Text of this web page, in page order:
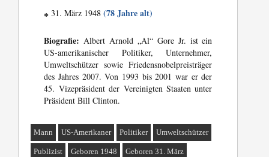
* 31. März 1948(78 Jahre alt)
Biografie: Albert Arnold „Al“ Gore Jr. ist ein
US-amerikanischer Politiker, Unternehmer,
Umweltschützer sowie Friedensnobelpreisträger
des Jahres 2007. Von 1993 bis 2001 war er der
45. Vizepräsident der Vereinigten Staaten unter
Präsident Bill Clinton.
Mann US-Amerikaner Politiker Umweltschützer
Publizist Geboren 1948 Geboren 31. März